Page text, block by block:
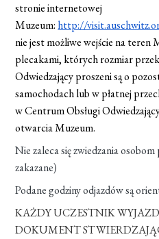
stronie internetowej
Muzeum: http://
nie jest możliwe wejście na teren
plecakami, których rozmiar
Odwiedzający proszeni są o
samochodach lub w płatnej
w Centrum Obsługi
otwarcia Muzeum.
Nie zaleca się zwiedzania
zakazane)
Podane godziny odjazdów są
KAŻDY UCZESTNIK
DOKUMENT